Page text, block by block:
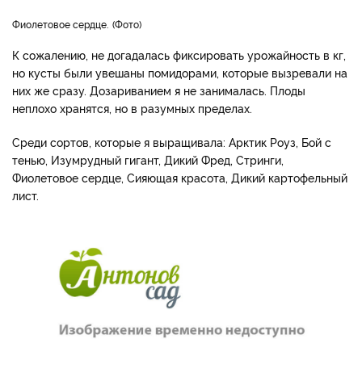
Фиолетовое сердце. Фото
К сожалению, не догадалась фиксировать урожайность в кг,
но кусты были увешаны помидорами, которые вызревали на
них же сразу. Дозариванием я не занималась. Плоды
неплохо хранятся, но в разумных пределах.
Среди сортов, которые я выращивала: Арктик Роуз, Бой с
тенью, Изумрудный гигант, Дикий Фред, Стринги,
Фиолетовое сердце, Сияющая красота, Дикий картофельный
лист.